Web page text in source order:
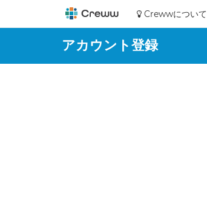
Crewwについて
アカウント登録